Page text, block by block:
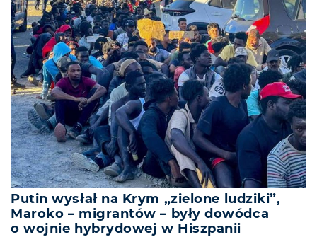
Putin wysłał na Krym „zielone ludziki”,
Maroko – migrantów – były dowódca
o wojnie hybrydowej w Hiszpanii